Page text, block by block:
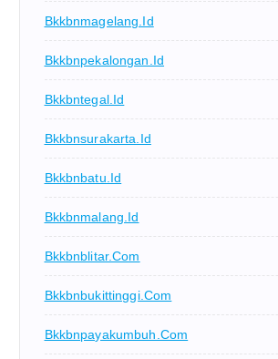
Bkkbnmagelang.id
Bkkbnpekalongan.id
Bkkbntegal.id
Bkkbnsurakarta.id
Bkkbnbatu.id
Bkkbnmalang.id
Bkkbnblitar.com
Bkkbnbukittinggi.com
Bkkbnpayakumbuh.com